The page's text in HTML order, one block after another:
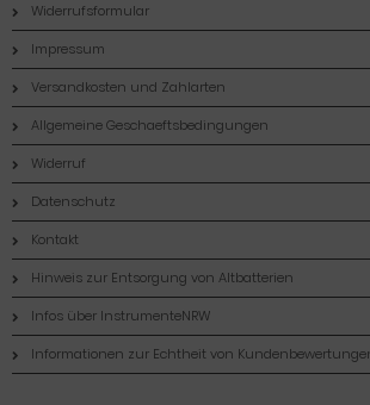
Widerrufsformular
Impressum
Versandkosten und Zahlarten
Allgemeine Geschaeftsbedingungen
Widerruf
Datenschutz
Kontakt
Hinweis zur Entsorgung von Altbatterien
Infos über InstrumenteNRW
Informationen zur Echtheit von